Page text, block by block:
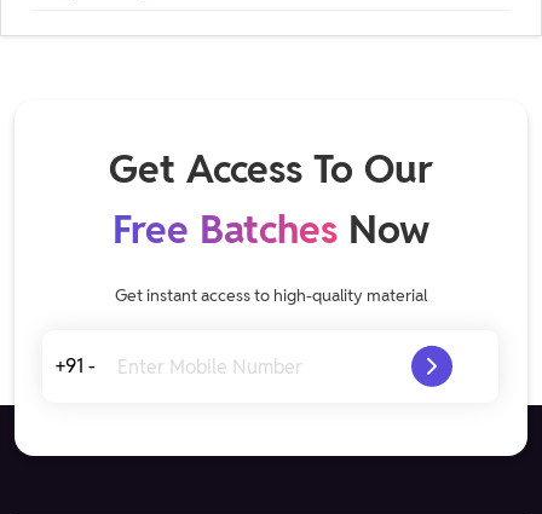
Get Access To Our
Free Batches Now
Get instant access to high-quality material
+91 -